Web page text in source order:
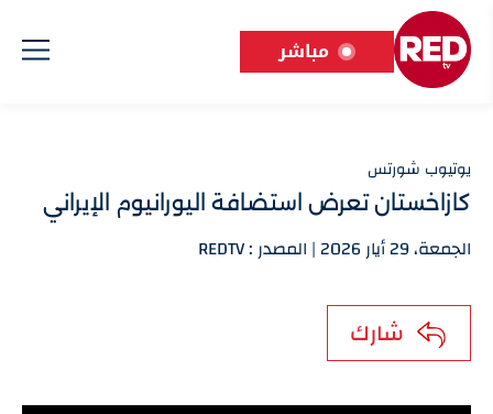
مباشر
يوتيوب شورتس
كازاخستان تعرض استضافة اليورانيوم الإيراني
الجمعة، 29 أيار 2026 | المصدر : REDTV
شارك